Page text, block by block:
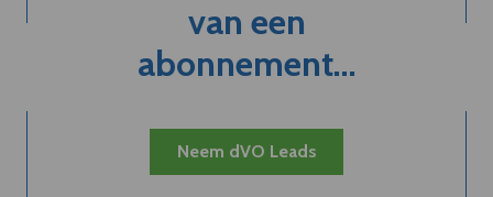
van een
abonnement...
Neem dVO Leads